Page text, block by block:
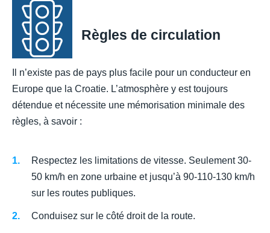
Règles de circulation
Il n’existe pas de pays plus facile pour un conducteur en
Europe que la Croatie. L’atmosphère y est toujours
détendue et nécessite une mémorisation minimale des
règles, à savoir :
Respectez les limitations de vitesse. Seulement 30-
50 km/h en zone urbaine et jusqu’à 90-110-130 km/h
sur les routes publiques.
Conduisez sur le côté droit de la route.